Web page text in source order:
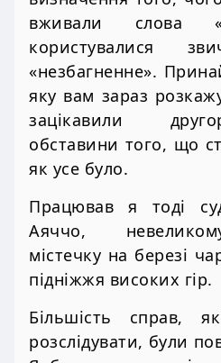
вживали слова
користувалися
«незбагненне».
яку вам зараз
зацікавили
обставини того, що
як усе було.
Працював я тоді
Аяччо,
містечку на березі
підніжжя високих гір.
Більшість справ,
розслідувати, були